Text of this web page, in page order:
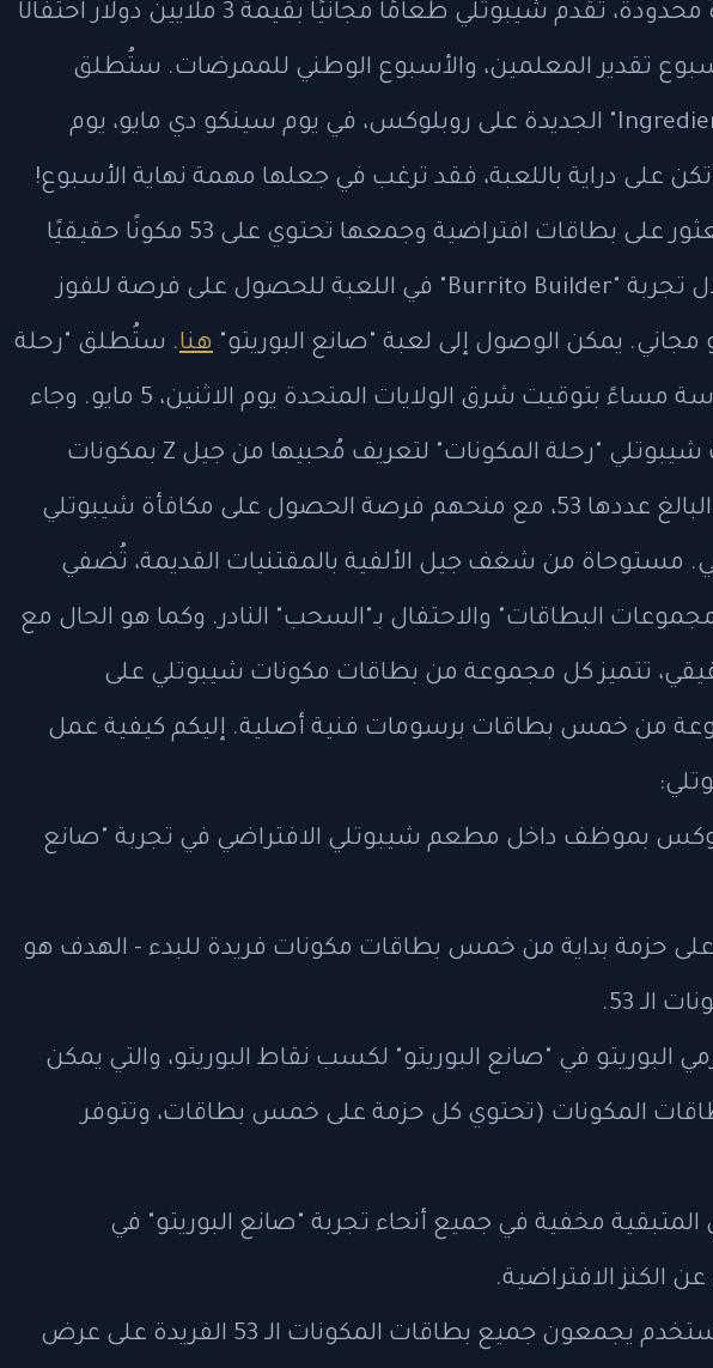
الأمل بعد يا عزيزيي! لفترة محدودة، تُقدم شيبوتلي طعامًا مجانيًا بقيمة 3 ملايين دولار احتفالًا
تقدير المعلمين، والأسبوع الوطني للممرضات. ستُطلق
شيبوتلي لعبة "Ingredient Quest" الجديدة على روبلوكس، في يوم سينكو دي مايو، يوم
لذا إن لم تكن على دراية باللعبة، فقد ترغب في جعلها مهمة نهاية الأسبوع!
سيتعين على اللاعبين العثور على بطاقات افتراضية وجمعها تحتوي على 53 مكونًا حقيقيًا
من مكونات شيبوتلي خلال تجربة "Burrito Builder" في اللعبة للحصول على فرصة للفوز
هنا. ستُطلق "رحلة
المكونات" الساعة السادسة مساءً بتوقيت شرق الولايات المتحدة يوم الاثنين، 5 مايو. وجاء
في بيان صحفي: "أطلقت شيبوتلي "رحلة المكونات" لتعريف مُحبيها من جيل Z بمكونات
العلامة التجارية الأصلية البالغ عددها 53، مع منحهم فرصة الحصول على مكافأة شيبوتلي
مستوحاة من شغف جيل الألفية بالمقتنيات القديمة، تُضفي
البطاقات" والاحتفال بـ"السحب" النادر. وكما هو الحال مع
تتميز كل مجموعة من بطاقات مكونات شيبوتلي على
من خمس بطاقات برسومات فنية أصلية. إليكم كيفية عمل
بموظف داخل مطعم شيبوتلي الافتراضي في تجربة "صانع
حزمة بداية من خمس بطاقات مكونات فريدة للبدء - الهدف هو
53.
في "صانع البوريتو" لكسب نقاط البوريتو، والتي يمكن
المكونات (تحتوي كل حزمة على خمس بطاقات، وتتوفر
المتبقية مخفية في جميع أنحاء تجربة "صانع البوريتو" في
الكنز الافتراضية.
سيحصل أول 50,000 مستخدم يجمعون جميع بطاقات المكونات الـ 53 الفريدة على عرض